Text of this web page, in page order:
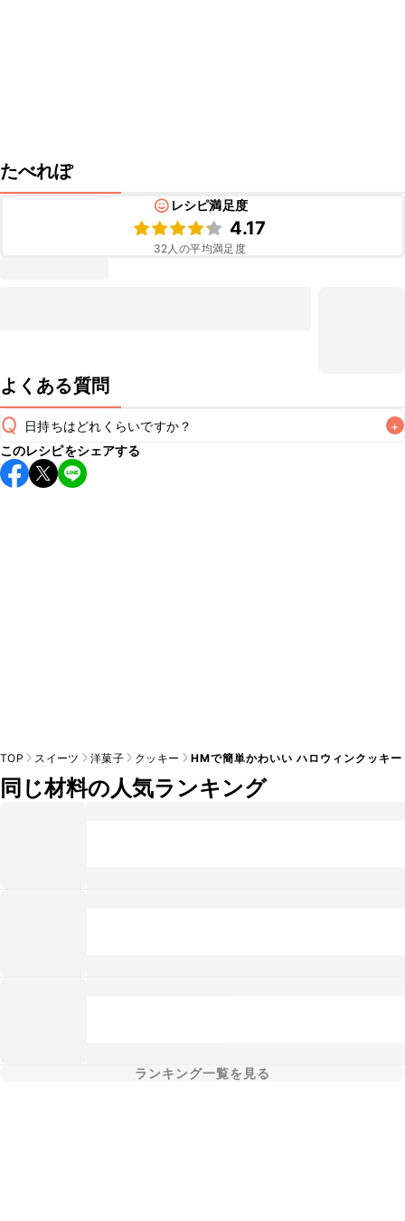
たべれぽ
レシピ満足度
4.17
32人の平均満足度
よくある質問
Q 日持ちはどれくらいですか？ +
保存期間は常温で2~3日が目安です。なるべくお早めにお召
し上がりください。
このレシピをシェアする
TOP スイーツ 洋菓子 クッキー HMで簡単かわいい ハロウィンクッキー
同じ材料の人気ランキング
ランキング一覧を見る